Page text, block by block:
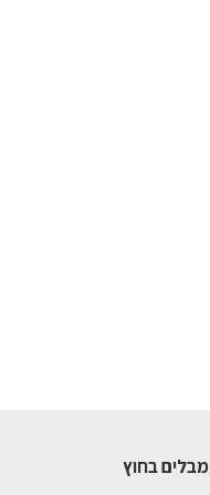
מבלים בחוץ